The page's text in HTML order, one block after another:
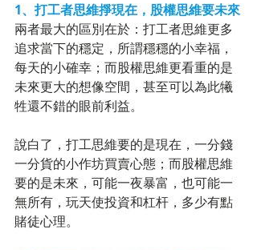
1、打工者思維掙現在，股權思維要未來
兩者最大的區別在於：打工者思維更多
追求當下的穩定，所謂穩穩的小幸福，
每天的小確幸；而股權思維更看重的是
未來更大的想像空間，甚至可以為此犧
牲還不錯的眼前利益。
說白了，打工思維要的是現在，一分錢
一分貨的小作坊買賣心態；而股權思維
要的是未來，可能一夜暴富，也可能一
無所有，玩天使投資和杠杆，多少有點
賭徒心理。